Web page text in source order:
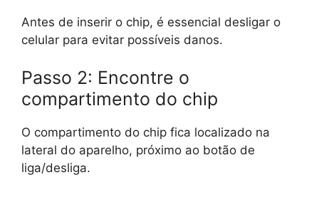
Antes de inserir o chip, é essencial desligar o
celular para evitar possíveis danos.
Passo 2: Encontre o
compartimento do chip
O compartimento do chip fica localizado na
lateral do aparelho, próximo ao botão de
liga/desliga.